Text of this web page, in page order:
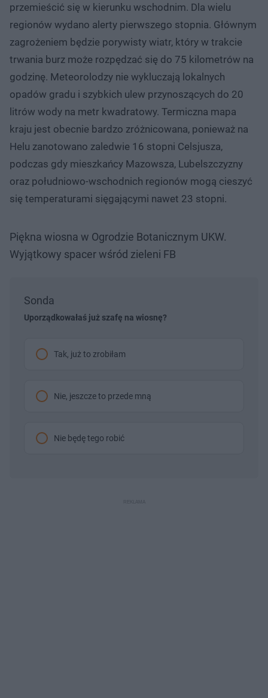
przemieścić się w kierunku wschodnim. Dla wielu
regionów wydano alerty pierwszego stopnia. Głównym
zagrożeniem będzie porywisty wiatr, który w trakcie
trwania burz może rozpędzać się do 75 kilometrów na
godzinę. Meteorolodzy nie wykluczają lokalnych
opadów gradu i szybkich ulew przynoszących do 20
litrów wody na metr kwadratowy. Termiczna mapa
kraju jest obecnie bardzo zróżnicowana, ponieważ na
Helu zanotowano zaledwie 16 stopni Celsjusza,
podczas gdy mieszkańcy Mazowsza, Lubelszczyzny
oraz południowo-wschodnich regionów mogą cieszyć
się temperaturami sięgającymi nawet 23 stopni.
Piękna wiosna w Ogrodzie Botanicznym UKW.
Wyjątkowy spacer wśród zieleni FB
Sonda
Uporządkowałaś już szafę na wiosnę?
Tak, już to zrobiłam
Nie, jeszcze to przede mną
Nie będę tego robić